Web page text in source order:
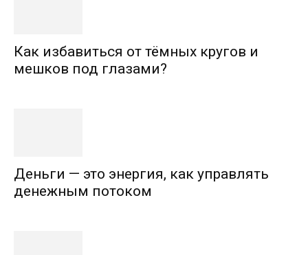
Как избавиться от тёмных кругов и
мешков под глазами?
Деньги — это энергия, как управлять
денежным потоком